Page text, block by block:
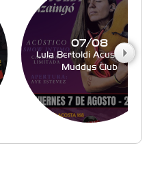
07/08
Lula Bertoldi Acustico en
Muddys Club